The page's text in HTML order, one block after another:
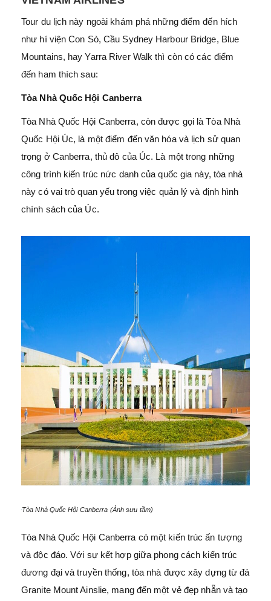
Tour du lịch này ngoài khám phá những điểm đến hích
như hí viện Con Sò, Cầu Sydney Harbour Bridge, Blue
Mountains, hay Yarra River Walk thì còn có các điểm
đến ham thích sau:
Tòa Nhà Quốc Hội Canberra
Tòa Nhà Quốc Hội Canberra, còn được gọi là Tòa Nhà
Quốc Hội Úc, là một điểm đến văn hóa và lịch sử quan
trọng ở Canberra, thủ đô của Úc. Là một trong những
công trình kiến trúc nức danh của quốc gia này, tòa nhà
này có vai trò quan yếu trong việc quản lý và định hình
chính sách của Úc.
Tòa Nhà Quốc Hội Canberra (Ảnh sưu tầm)
Tòa Nhà Quốc Hội Canberra có một kiến trúc ấn tượng
và độc đáo. Với sự kết hợp giữa phong cách kiến trúc
đương đại và truyền thống, tòa nhà được xây dựng từ đá
Granite Mount Ainslie, mang đến một vẻ đẹp nhẵn và tạo